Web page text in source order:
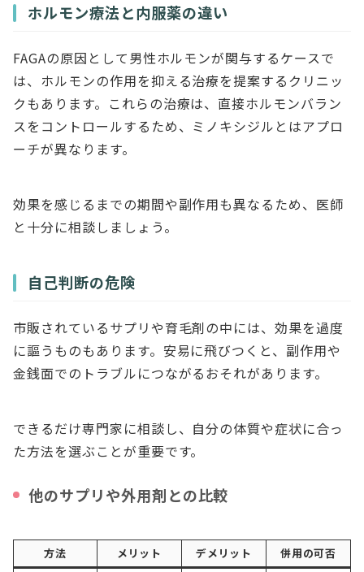
ホルモン療法と内服薬の違い
FAGAの原因として男性ホルモンが関与するケースで
は、ホルモンの作用を抑える治療を提案するクリニッ
クもあります。これらの治療は、直接ホルモンバラン
スをコントロールするため、ミノキシジルとはアプロ
ーチが異なります。
効果を感じるまでの期間や副作用も異なるため、医師
と十分に相談しましょう。
自己判断の危険
市販されているサプリや育毛剤の中には、効果を過度
に謳うものもあります。安易に飛びつくと、副作用や
金銭面でのトラブルにつながるおそれがあります。
できるだけ専門家に相談し、自分の体質や症状に合っ
た方法を選ぶことが重要です。
他のサプリや外用剤との比較
方法 メリット デメリット 併用の可否